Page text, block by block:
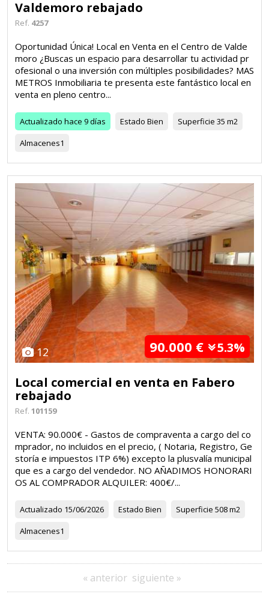
Valdemoro rebajado
Ref. 4257
Oportunidad Única! Local en Venta en el Centro de Valde
moro ¿Buscas un espacio para desarrollar tu actividad pr
ofesional o una inversión con múltiples posibilidades? MAS
METROS Inmobiliaria te presenta este fantástico local en
venta en pleno centro...
Actualizado hace 9 días Estado Bien Superficie 35 m2
Almacenes1
12 90.000 € 5.3%
Local comercial en venta en Fabero
rebajado
Ref. 101159
VENTA: 90.000€ - Gastos de compraventa a cargo del co
mprador, no incluidos en el precio, ( Notaria, Registro, Ge
storía e impuestos ITP 6%) excepto la plusvalía municipal
que es a cargo del vendedor. NO AÑADIMOS HONORARI
OS AL COMPRADOR ALQUILER: 400€/...
Actualizado 15/06/2026 Estado Bien Superficie 508 m2
Almacenes1
« anterior siguiente »